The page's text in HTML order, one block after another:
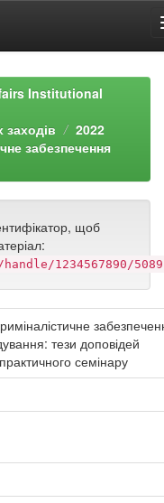
Institutional
заходів
2022
забезпечення
щоб
1234567890/5089
тези доповідей
семінару